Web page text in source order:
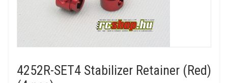
4252R-SET4 Stabilizer Retainer (Red)